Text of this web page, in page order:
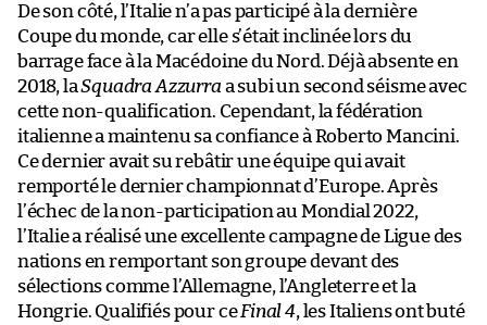
De son côté, l’Italie n’a pas participé à la dernière
Coupe du monde, car elle s’était inclinée lors du
barrage face à la Macédoine du Nord. Déjà absente en
2018, laSquadra Azzurra a subi un second séisme avec
cette non-qualification. Cependant, la fédération
italienne a maintenu sa confiance à Roberto Mancini.
Ce dernier avait su rebâtir une équipe qui avait
remporté le dernier championnat d’Europe. Après
l’échec de la non-participation au Mondial 2022,
l’Italie a réalisé une excellente campagne de Ligue des
nations en remportant son groupe devant des
sélections comme l’Allemagne, l’Angleterre et la
Hongrie. Qualifiés pour ceFinal 4, les Italiens ont buté